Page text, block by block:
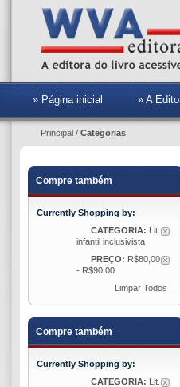
» Página inicial » A
Principal / Categorias
Compre também
Currently Shopping by:
CATEGORIA: Lit.
infantil inclusivista
PREÇO: R$80,00
- R$90,00
Limpar Todos
Compre também
Currently Shopping by:
CATEGORIA: Lit.